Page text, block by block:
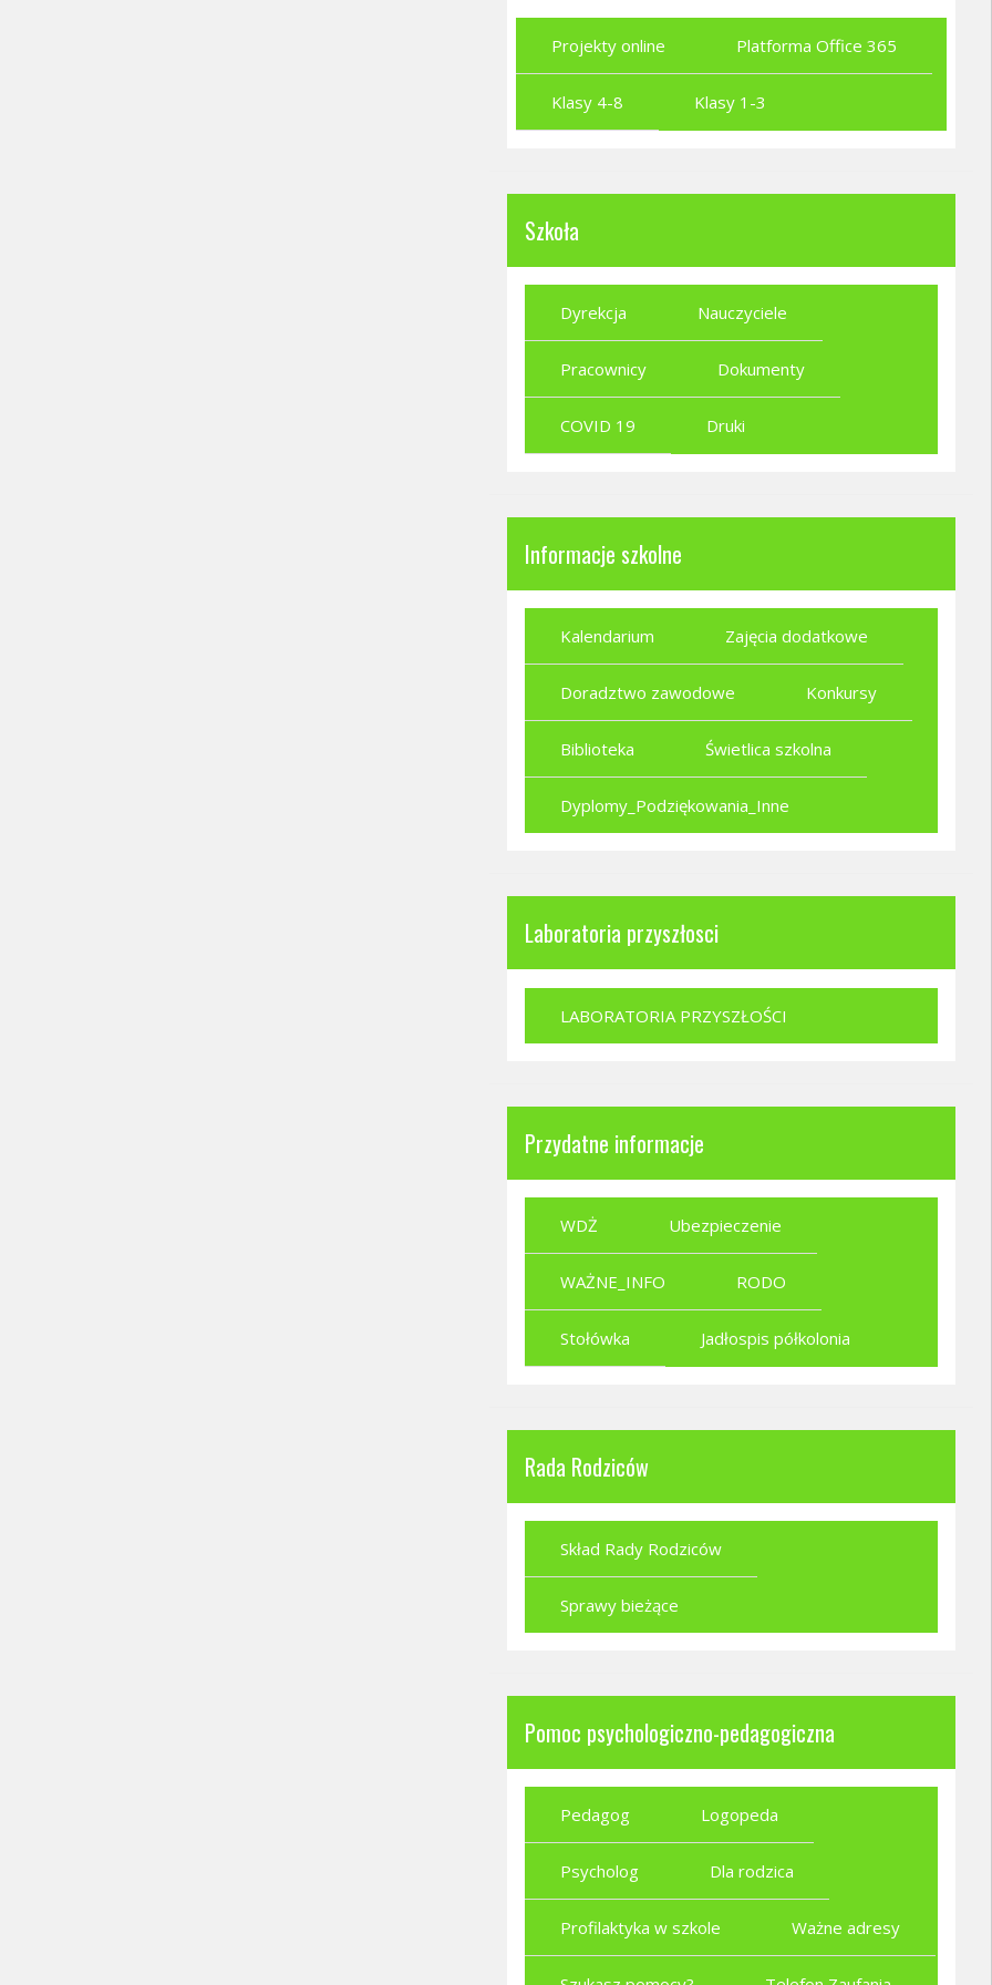
Projekty online Platforma Office 365
Klasy 4-8 Klasy 1-3
Szkoła
Dyrekcja Nauczyciele
Pracownicy Dokumenty
COVID 19 Druki
Informacje szkolne
Kalendarium Zajęcia dodatkowe
Doradztwo zawodowe Konkursy
Biblioteka Świetlica szkolna
Dyplomy_Podziękowania_Inne
Laboratoria przyszłosci
LABORATORIA PRZYSZŁOŚCI
Przydatne informacje
WDŻ Ubezpieczenie
WAŻNE_INFO RODO
Stołówka Jadłospis półkolonia
Rada Rodziców
Skład Rady Rodziców
Sprawy bieżące
Pomoc psychologiczno-pedagogiczna
Pedagog Logopeda
Psycholog Dla rodzica
Profilaktyka w szkole Ważne adresy